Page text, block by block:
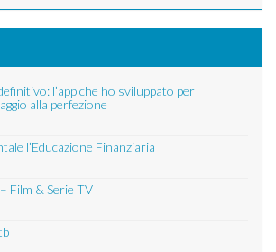
l’app che ho sviluppato per
alla perfezione
l’Educazione Finanziaria
Film & Serie TV